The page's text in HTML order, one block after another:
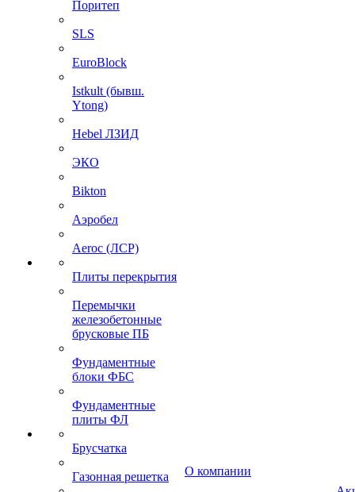
Поритеп
SLS
EuroBlock
Istkult (бывш.
Ytong)
Hebel ЛЗИД
ЭКО
Bikton
Аэробел
Aeroc (ЛСР)
Плиты перекрытия
Перемычки
железобетонные
брусковые ПБ
Фундаментные
блоки ФБС
Фундаментные
плиты ФЛ
Брусчатка
Газонная решетка
О компании